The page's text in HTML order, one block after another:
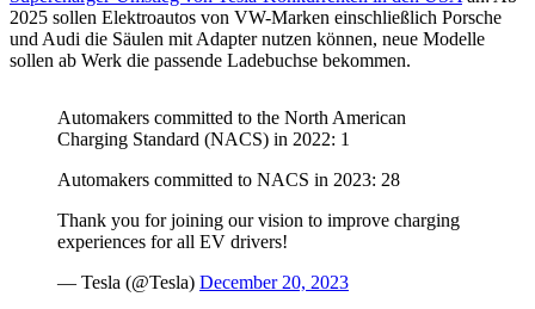
2025 sollen Elektroautos von VW-Marken einschließlich Porsche
und Audi die Säulen mit Adapter nutzen können, neue Modelle
sollen ab Werk die passende Ladebuchse bekommen.
Automakers committed to the North American
Charging Standard (NACS) in 2022: 1
Automakers committed to NACS in 2023: 28
Thank you for joining our vision to improve charging
experiences for all EV drivers!
— Tesla (@Tesla) December 20, 2023